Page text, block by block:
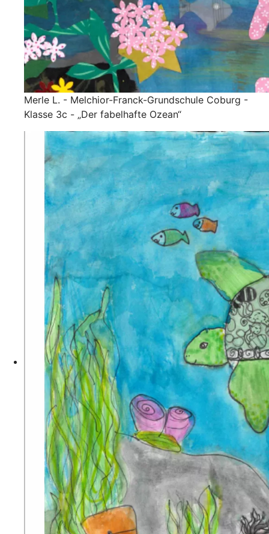
Merle L. - Melchior-Franck-Grundschule Coburg -
Klasse 3c - „Der fabelhafte Ozean“